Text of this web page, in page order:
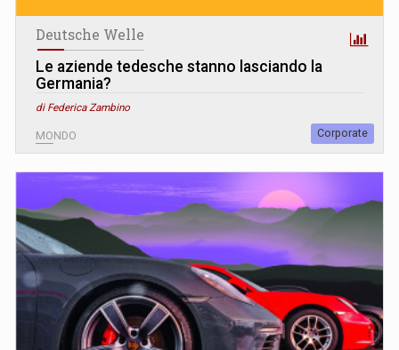
Deutsche Welle
Le aziende tedesche stanno lasciando la
Germania?
di Federica Zambino
MONDO Corporate